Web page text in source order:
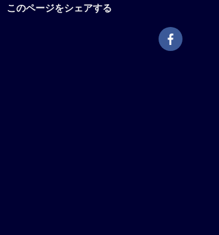
このページをシェアする